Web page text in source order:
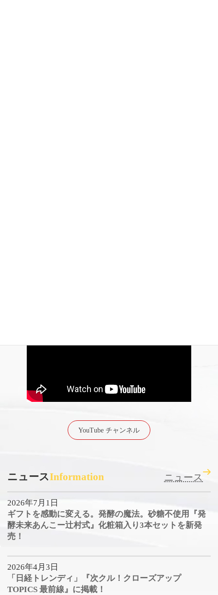
YouTube チャンネル
ニュースInformation ニュース
2026年7月1日
ギフトを感動に変える。発酵の魔法。砂糖不使用『発
酵未来あんこー辻村式』化粧箱入り3本セットを新発
売！
2026年4月3日
「日経トレンディ」『次クル！クローズアップ
TOPICS 最前線』に掲載！